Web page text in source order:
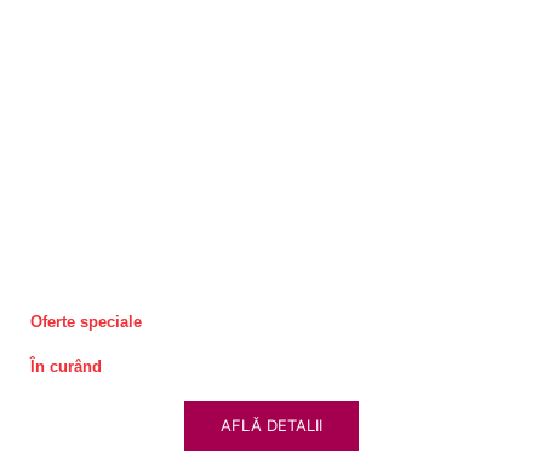
Oferte speciale
În curând
AFLĂ DETALII